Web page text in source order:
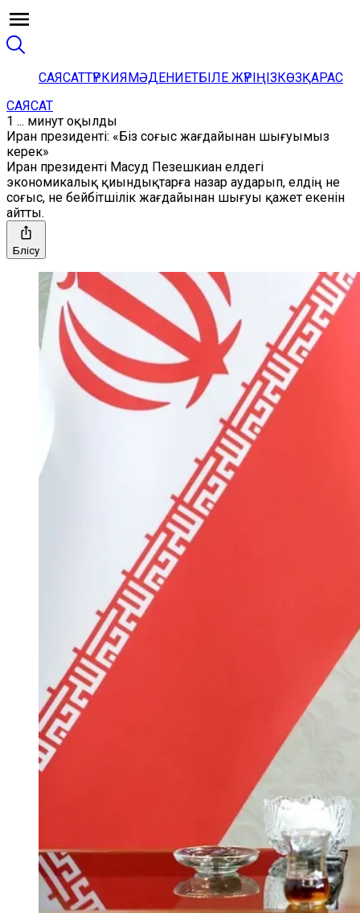
САЯСАТТҮРКИЯМӘДЕНИЕТБІЛЕ ЖҮРІҢІЗКӨЗҚАРАС
САЯСАТ
1 ... минут оқылды
Иран президенті: «Біз соғыс жағдайынан шығуымыз
керек»
Иран президенті Масуд Пезешкиан елдегі
экономикалық қиындықтарға назар аударып, елдің не
соғыс, не бейбітшілік жағдайынан шығуы қажет екенін
айтты.
Бөлісу